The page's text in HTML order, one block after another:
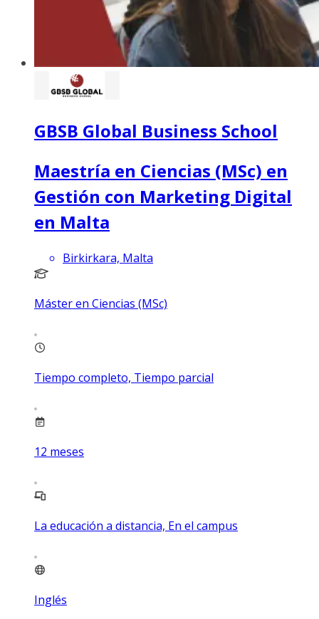
GBSB Global Business School
Maestría en Ciencias (MSc) en
Gestión con Marketing Digital
en Malta
Birkirkara, Malta
Máster en Ciencias (MSc)
Tiempo completo, Tiempo parcial
12 meses
La educación a distancia, En el campus
Inglés